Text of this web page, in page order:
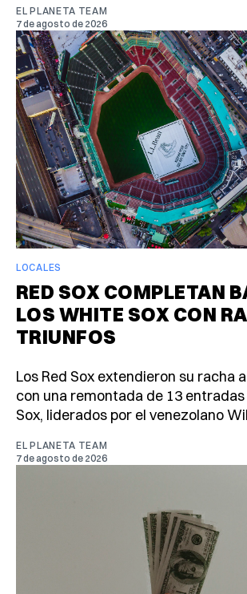
EL PLANETA TEAM
7 de agosto de 2026
LOCALES
RED SOX COMPLETAN
LOS WHITE SOX CON
TRIUNFOS
Los Red Sox extendieron su racha
con una remontada de 13
Sox, liderados por el venezolano
EL PLANETA TEAM
7 de agosto de 2026